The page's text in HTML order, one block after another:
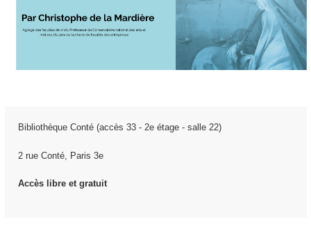
Bibliothèque Conté (accès 33 - 2e étage - salle 22)
2 rue Conté, Paris 3e
Accès libre et gratuit